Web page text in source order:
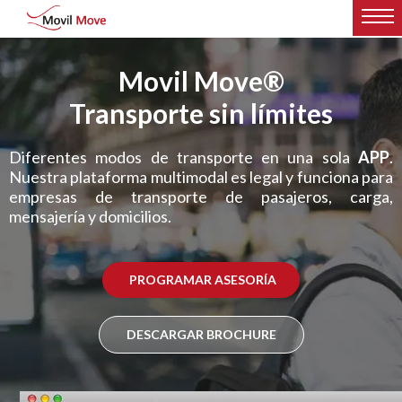
Movil Move®
Transporte sin límites
Diferentes modos de transporte en una solaAPP.
Nuestra plataforma multimodal es legal y funciona para
empresas de transporte de pasajeros, carga,
mensajería y domicilios.
PROGRAMAR ASESORÍA
DESCARGAR BROCHURE